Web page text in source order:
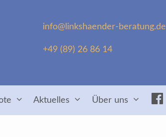
info@linkshaender-beratung.de
+49 (89) 26 86 14
Aktuelles Über uns